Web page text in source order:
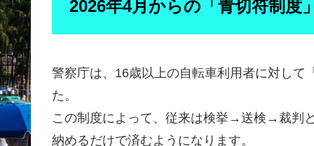
2026年4月からの「青切符制度
警察庁は、16歳以上の自転車利用者に対し
た。
この制度によって、従来は検挙→送検→裁判
納めるだけで済むようになります。